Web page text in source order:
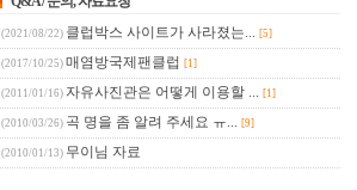
(2021/08/22) 클럽박스 사이트가 사라졌는... [5]
(2017/10/25)매염방국제팬클럽 [1]
(2011/01/16) 자유사진관은 어떻게 이용할 ... [1]
(2010/03/26) 곡 명을 좀 알려 주세요 ㅠ... [9]
(2010/01/13) 무이님 자료